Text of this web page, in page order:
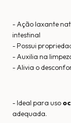
- Ação laxante
intestinal
- Possui
- Auxilia na
- Alivia o
- Ideal para uso
adequada.